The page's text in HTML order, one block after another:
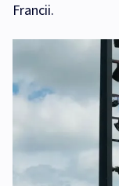
Francii.